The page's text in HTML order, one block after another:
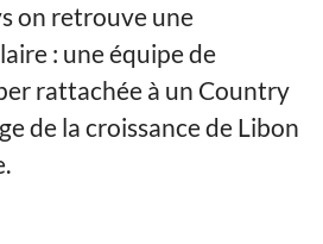
on retrouve une
: une équipe de
rattachée à un Country
de la croissance de Libon